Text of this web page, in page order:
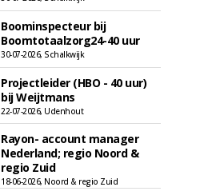
Boominspecteur bij
Boomtotaalzorg24-40 uur
30-07-2026, Schalkwijk
Projectleider (HBO - 40 uur)
bij Weijtmans
22-07-2026, Udenhout
Rayon- account manager
Nederland; regio Noord &
regio Zuid
18-06-2026, Noord & regio Zuid